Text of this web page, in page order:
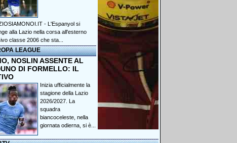
- L'Espanyol si
alla Lazio nella corsa all'esterno
classe 2006 che sta...
LEAGUE
NOSLIN ASSENTE AL
DI FORMELLO: IL
Inizia ufficialmente la
stagione della Lazio
2026/2027. La
squadra
biancoceleste, nella
giornata odierna, si è...